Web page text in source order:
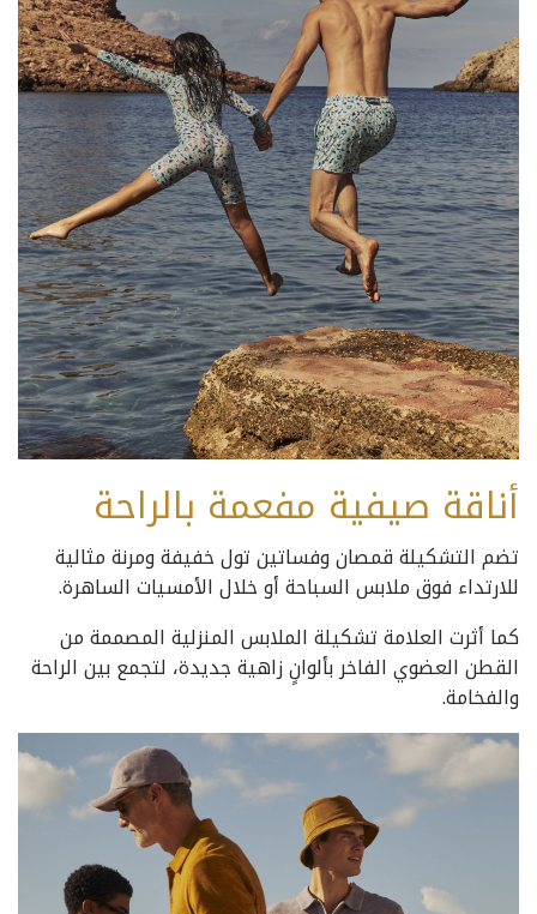
أناقة صيفية مفعمة بالراحة
تضم التشكيلة قمصان وفساتين تول خفيفة ومرنة مثالية
للارتداء فوق ملابس السباحة أو خلال الأمسيات الساهرة.
كما أثرت العلامة تشكيلة الملابس المنزلية المصممة من
القطن العضوي الفاخر بألوانٍ زاهية جديدة، لتجمع بين الراحة
والفخامة.